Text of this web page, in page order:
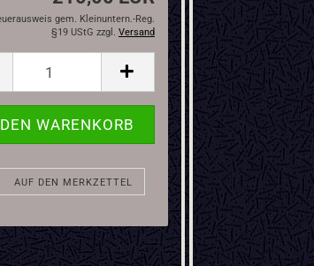
gem. Kleinuntern.-Reg.
§19 UStG zzgl. Versand
AUF DEN MERKZETTEL